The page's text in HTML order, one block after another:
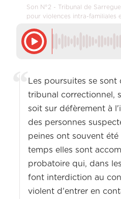
Son N°2 - Tribunal de
pour violences intra-familiales
Les poursuites se
tribunal correctionnel,
soit sur défèrement à
des personnes
peines ont souvent
temps elles sont
probatoire qui, dans
font interdiction au
violent d'entrer en